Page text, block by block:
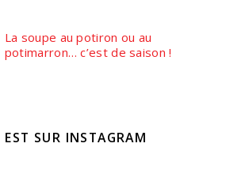
La soupe au potiron ou au
potimarron… c’est de saison !
EST SUR INSTAGRAM